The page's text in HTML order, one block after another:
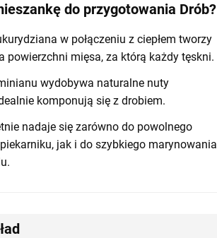
do przygotowania Drób?
w połączeniu z ciepłem tworzy
powierzchni mięsa, za którą każdy tęskni.
wydobywa naturalne nuty
komponują się z drobiem.
nadaje się zarówno do powolnego
jak i do szybkiego marynowania